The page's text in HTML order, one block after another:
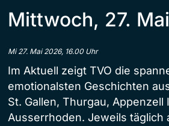
Mittwoch, 27.
Mi 27. Mai 2026, 16.00 Uhr
Im Aktuell zeigt TVO die
emotionalsten Geschichten
St. Gallen, Thurgau, Appenzell
Ausserrhoden. Jeweils täglich